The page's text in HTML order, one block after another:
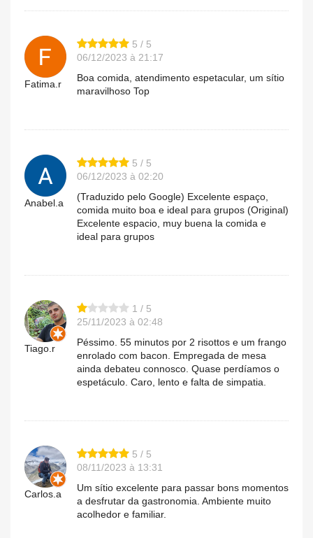
Fatima.r
5 / 5
06/12/2023 à 21:17
Boa comida, atendimento espetacular, um sítio
maravilhoso Top
Anabel.a
5 / 5
06/12/2023 à 02:20
(Traduzido pelo Google) Excelente espaço,
comida muito boa e ideal para grupos (Original)
Excelente espacio, muy buena la comida e
ideal para grupos
Tiago.r
1 / 5
25/11/2023 à 02:48
Péssimo. 55 minutos por 2 risottos e um frango
enrolado com bacon. Empregada de mesa
ainda debateu connosco. Quase perdíamos o
espetáculo. Caro, lento e falta de simpatia.
Carlos.a
5 / 5
08/11/2023 à 13:31
Um sítio excelente para passar bons momentos
a desfrutar da gastronomia. Ambiente muito
acolhedor e familiar.